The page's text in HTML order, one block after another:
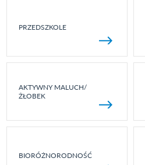
PRZEDSZKOLE
AKTYWNY MALUCH/
ŻŁOBEK
BIORÓŻNORODNOŚĆ